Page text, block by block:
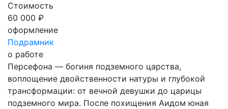
Стоимость
60 000 ₽
оформление
Подрамник
о работе
Персефона — богиня подземного царства,
воплощение двойственности натуры и глубокой
трансформации: от вечной девушки до царицы
подземного мира. После похищения Аидом юная